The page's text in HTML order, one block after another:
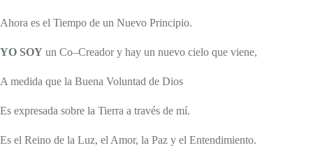
Ahora es el Tiempo de un Nuevo Principio.
YO SOY un Co–Creador y hay un nuevo cielo que viene,
A medida que la Buena Voluntad de Dios
Es expresada sobre la Tierra a través de mí.
Es el Reino de la Luz, el Amor, la Paz y el Entendimiento.